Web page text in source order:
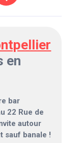
en
bar
22 Rue de
autour
sauf banale !